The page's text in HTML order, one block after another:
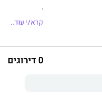
ומגוונים של סופרות
בתקווה לשנים רבות
קרא/י עוד..
0 דירוגים